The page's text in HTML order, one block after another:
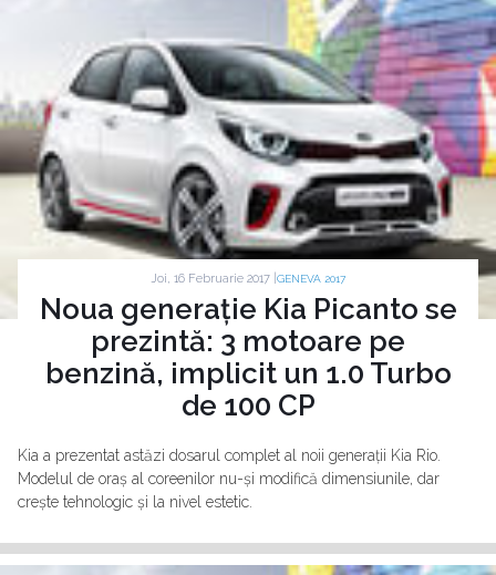
Joi, 16 Februarie 2017 | GENEVA 2017
Noua generație Kia Picanto se
prezintă: 3 motoare pe
benzină, implicit un 1.0 Turbo
de 100 CP
Kia a prezentat astăzi dosarul complet al noii generații Kia Rio.
Modelul de oraș al coreenilor nu-și modifică dimensiunile, dar
crește tehnologic și la nivel estetic.